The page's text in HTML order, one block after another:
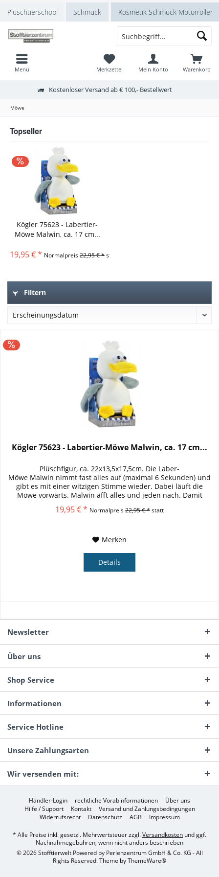
Plüschtierschop Schmuck Kosmetik Schmuck Motorroller
Menü Warenkorb
Merkzettel Mein Konto
Kostenloser Versand ab € 100,- Bestellwert
Möwe
Topseller
Kögler 75623 - Labertier-
Möwe Malwin, ca. 17 cm...
19,95 € * Normalpreis22,95 € *statt
Filtern
Kögler 75623 - Labertier-Möwe Malwin, ca. 17 cm...
Plüschfigur, ca. 22x13,5x17,5cm. Die Laber-
Möwe Malwin nimmt fast alles auf (maximal 6 Sekunden) und
gibt es mit einer witzigen Stimme wieder. Dabei läuft die
Möwe vorwärts. Malwin äfft alles und jeden nach. Damit
bringt man fast jeden...
19,95 € * Normalpreis22,95 € *statt
Merken
Details
Newsletter
Über uns
Shop Service
Informationen
Service Hotline
Unsere Zahlungsarten
Wir versenden mit:
Händler-Login rechtliche Vorabinformationen
Über uns
Hilfe / Support
Kontakt
Versand und Zahlungsbedingungen
Widerrufsrecht
Datenschutz AGB Impressum
* Alle Preise inkl. gesetzl. Mehrwertsteuer zzgl.Versandkosten und ggf.
Nachnahmegebühren, wenn nicht anders beschrieben
© 2026 Stofftierwelt Powered by Perlenzentrum GmbH & Co. KG - All
Rights Reserved. Theme byThemeWare®